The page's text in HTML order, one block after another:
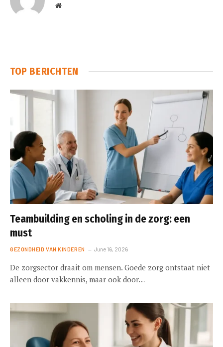
Website
TOP BERICHTEN
Teambuilding en scholing in de zorg: een
must
GEZONDHEID VAN KINDEREN June 16, 2026
De zorgsector draait om mensen. Goede zorg ontstaat niet
alleen door vakkennis, maar ook door…